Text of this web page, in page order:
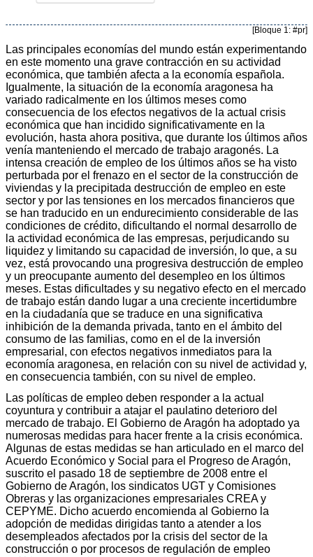
[Bloque 1: #pr]
Las principales economías del mundo están experimentando
en este momento una grave contracción en su actividad
económica, que también afecta a la economía española.
Igualmente, la situación de la economía aragonesa ha
variado radicalmente en los últimos meses como
consecuencia de los efectos negativos de la actual crisis
económica que han incidido significativamente en la
evolución, hasta ahora positiva, que durante los últimos años
venía manteniendo el mercado de trabajo aragonés. La
intensa creación de empleo de los últimos años se ha visto
perturbada por el frenazo en el sector de la construcción de
viviendas y la precipitada destrucción de empleo en este
sector y por las tensiones en los mercados financieros que
se han traducido en un endurecimiento considerable de las
condiciones de crédito, dificultando el normal desarrollo de
la actividad económica de las empresas, perjudicando su
liquidez y limitando su capacidad de inversión, lo que, a su
vez, está provocando una progresiva destrucción de empleo
y un preocupante aumento del desempleo en los últimos
meses. Estas dificultades y su negativo efecto en el mercado
de trabajo están dando lugar a una creciente incertidumbre
en la ciudadanía que se traduce en una significativa
inhibición de la demanda privada, tanto en el ámbito del
consumo de las familias, como en el de la inversión
empresarial, con efectos negativos inmediatos para la
economía aragonesa, en relación con su nivel de actividad y,
en consecuencia también, con su nivel de empleo.
Las políticas de empleo deben responder a la actual
coyuntura y contribuir a atajar el paulatino deterioro del
mercado de trabajo. El Gobierno de Aragón ha adoptado ya
numerosas medidas para hacer frente a la crisis económica.
Algunas de estas medidas se han articulado en el marco del
Acuerdo Económico y Social para el Progreso de Aragón,
suscrito el pasado 18 de septiembre de 2008 entre el
Gobierno de Aragón, los sindicatos UGT y Comisiones
Obreras y las organizaciones empresariales CREA y
CEPYME. Dicho acuerdo encomienda al Gobierno la
adopción de medidas dirigidas tanto a atender a los
desempleados afectados por la crisis del sector de la
construcción o por procesos de regulación de empleo